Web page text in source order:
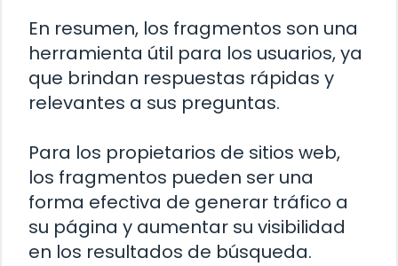
En resumen, los fragmentos son una
herramienta útil para los usuarios, ya
que brindan respuestas rápidas y
relevantes a sus preguntas.
Para los propietarios de sitios web,
los fragmentos pueden ser una
forma efectiva de generar tráfico a
su página y aumentar su visibilidad
en los resultados de búsqueda.